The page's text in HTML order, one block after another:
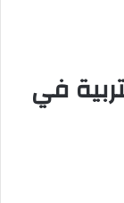
في